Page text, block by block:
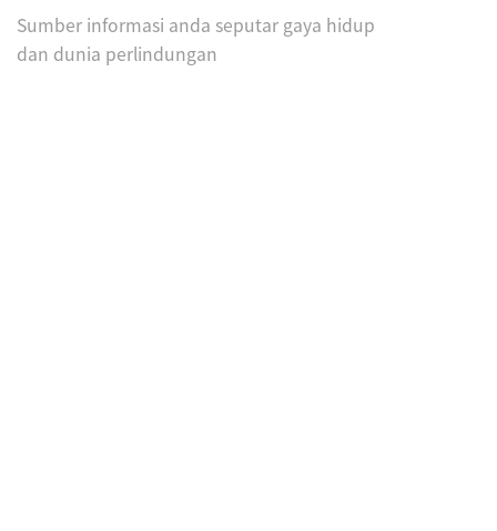
Sumber informasi anda seputar gaya hidup
dan dunia perlindungan